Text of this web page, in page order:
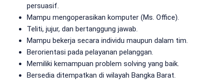
persuasif.
Mampu mengoperasikan komputer (Ms. Office).
Teliti, jujur, dan bertanggung jawab.
Mampu bekerja secara individu maupun dalam tim.
Berorientasi pada pelayanan pelanggan.
Memiliki kemampuan problem solving yang baik.
Bersedia ditempatkan di wilayah Bangka Barat.